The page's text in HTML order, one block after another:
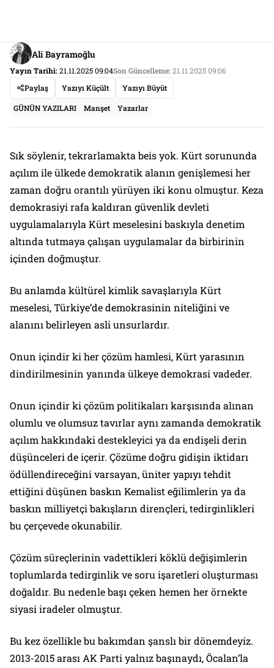
Ali Bayramoğlu
Yayın Tarihi:21.11.2025 09:04Son Güncelleme:21.11.2025 09:06
Paylaş
Yazıyı Küçült Yazıyı Büyüt
GÜNÜN YAZILARI Manşet Yazarlar
Sık söylenir, tekrarlamakta beis yok. Kürt sorununda
açılım ile ülkede demokratik alanın genişlemesi her
zaman doğru orantılı yürüyen iki konu olmuştur. Keza
demokrasiyi rafa kaldıran güvenlik devleti
uygulamalarıyla Kürt meselesini baskıyla denetim
altında tutmaya çalışan uygulamalar da birbirinin
içinden doğmuştur.
Bu anlamda kültürel kimlik savaşlarıyla Kürt
meselesi, Türkiye’de demokrasinin niteliğini ve
alanını belirleyen asli unsurlardır.
Onun içindir ki her çözüm hamlesi, Kürt yarasının
dindirilmesinin yanında ülkeye demokrasi vadeder.
Onun içindir ki çözüm politikaları karşısında alınan
olumlu ve olumsuz tavırlar aynı zamanda demokratik
açılım hakkındaki destekleyici ya da endişeli derin
düşünceleri de içerir. Çözüme doğru gidişin iktidarı
ödüllendireceğini varsayan, üniter yapıyı tehdit
ettiğini düşünen baskın Kemalist eğilimlerin ya da
baskın milliyetçi bakışların dirençleri, tedirginlikleri
bu çerçevede okunabilir.
Çözüm süreçlerinin vadettikleri köklü değişimlerin
toplumlarda tedirginlik ve soru işaretleri oluşturması
doğaldır. Bu nedenle başı çeken hemen her örnekte
siyasi iradeler olmuştur.
Bu kez özellikle bu bakımdan şanslı bir dönemdeyiz.
2013-2015 arası AK Parti yalnız başınaydı, Öcalan’la